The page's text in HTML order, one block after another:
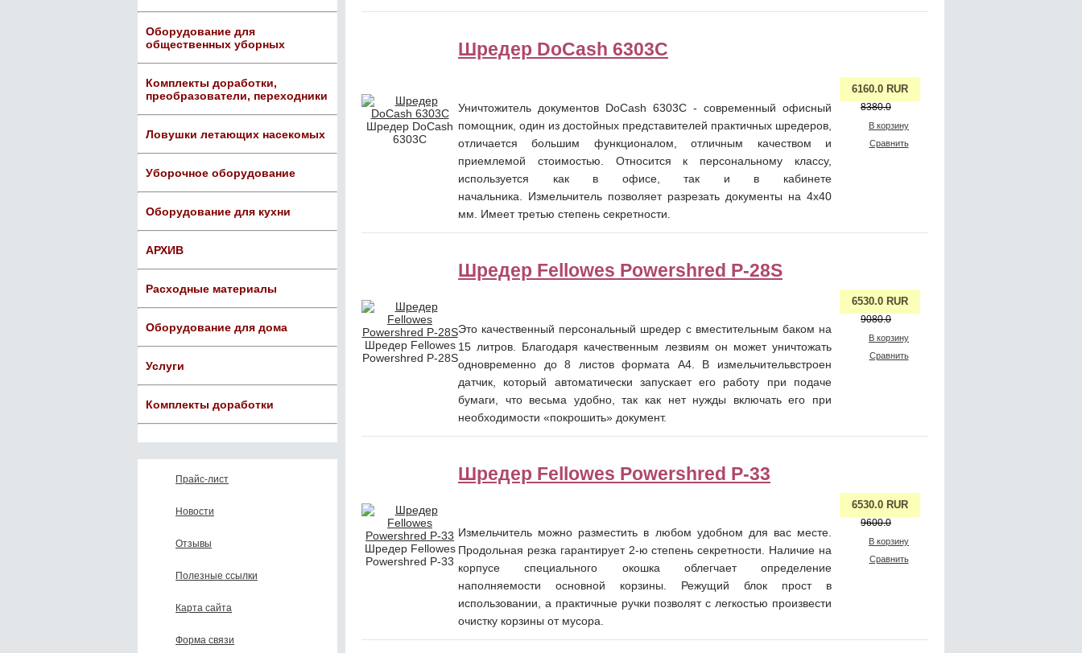
Оборудование для
общественных уборных
Комплекты доработки,
преобразователи, переходники
Ловушки летающих насекомых
Уборочное оборудование
Оборудование для кухни
АРХИВ
Расходные материалы
Оборудование для дома
Услуги
Комплекты доработки
Прайс-лист
Новости
Отзывы
Полезные ссылки
Карта сайта
Форма связи
Шредер DoCash
6303C
Шредер DoCash 6303C
Уничтожитель документов DoCash 6303C - современный офисный
помощник, один из достойных представителей практичных шредеров,
отличается большим функционалом, отличным качеством и
приемлемой стоимостью. Относится к персональному классу,
используется как в офисе, так и в кабинете
начальника. Измельчитель позволяет разрезать документы на 4х40
мм. Имеет третью степень секретности.
6160.0 RUR
8380.0
В корзину
Сравнить
Шредер Fellowes
Powershred P-28S
Шредер Fellowes Powershred P-28S
Это качественный персональный шредер с вместительным баком на
15 литров. Благодаря качественным лезвиям он может уничтожать
одновременно до 8 листов формата А4. В измельчительвстроен
датчик, который автоматически запускает его работу при подаче
бумаги, что весьма удобно, так как нет нужды включать его при
необходимости «покрошить» документ.
6530.0 RUR
9080.0
В корзину
Сравнить
Шредер Fellowes
Powershred P-33
Шредер Fellowes Powershred P-33
Измельчитель можно разместить в любом удобном для вас месте.
Продольная резка гарантирует 2-ю степень секретности. Наличие на
корпусе специального окошка облегчает определение
наполняемости основной корзины. Режущий блок прост в
использовании, а практичные ручки позволят с легкостью произвести
очистку корзины от мусора.
6530.0 RUR
9600.0
В корзину
Сравнить